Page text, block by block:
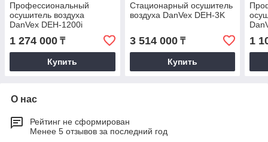
Профессиональный
осушитель воздуха
DanVex DEH-1200i
1 274 000 ₸
Купить
Стационарный осушитель
воздуха DanVex DEH-3K
3 514 000₸
Купить
1
О нас
Рейтинг не сформирован
Менее 5 отзывов за последний год